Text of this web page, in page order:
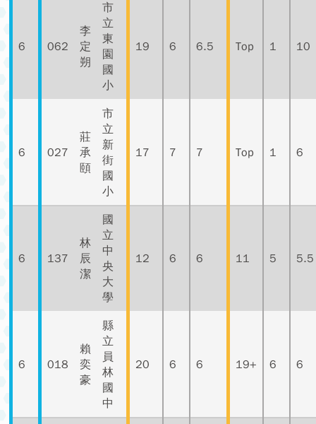
6 062
李
定
朔
市
立
東
園
國
小
19 6 6.5 Top 1 10
6 027
莊
承
頤
市
立
新
街
國
小
17 7 7 Top 1 6
6 137
林
辰
潔
國
立
中
央
大
學
12 6 6 11 5 5.5
6 018
賴
奕
豪
縣
立
員
林
國
中
20 6 6 19+ 6 6